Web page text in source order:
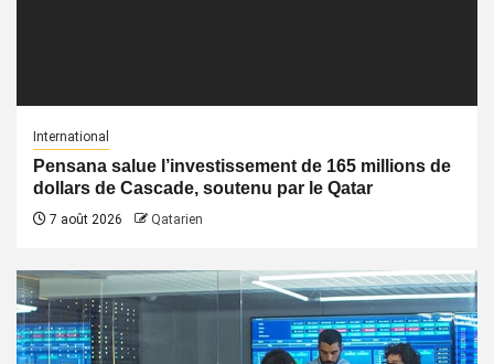
International
Pensana salue l’investissement de 165 millions de
dollars de Cascade, soutenu par le Qatar
7 août 2026 Qatarien